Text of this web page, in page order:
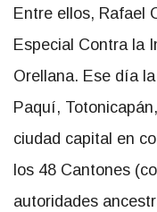
Entre ellos, Rafael
Especial Contra la
Orellana. Ese día
Paquí,
ciudad capital en
los 48 Cantones
autoridades